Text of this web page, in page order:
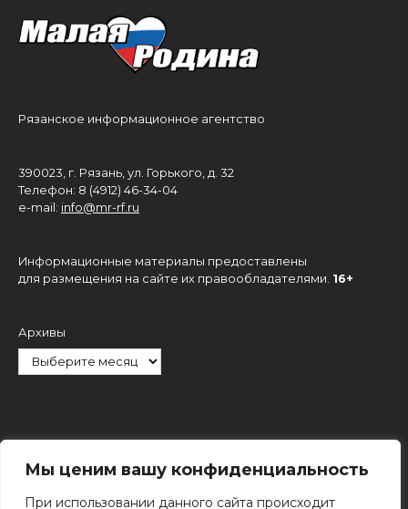
Мы ценим вашу конфиденциальность
При использовании данного сайта происходит
Рязанское информационное агентство
390023, г. Рязань, ул. Горького, д. 32
Телефон: 8 (4912) 46-34-04
e-mail: info@mr-rf.ru
Информационные материалы предоставлены
для размещения на сайте их правообладателями. 16+
Архивы